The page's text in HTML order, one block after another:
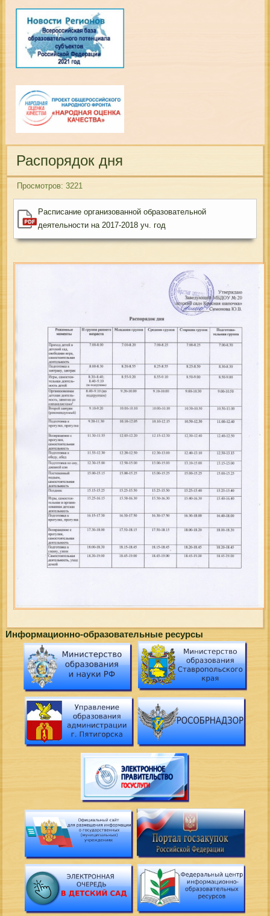
Распорядок дня
Просмотров: 3221
Расписание организованной образовательной
деятельности на 2017-2018 уч. год
Информационно-образовательные ресурсы